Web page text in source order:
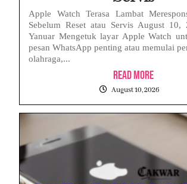
Apple Watch Terasa Lambat
Sebelum Reset atau Servis August 10,
Yanuar Mengetuk layar Apple Watch
pesan WhatsApp penting atau memulai
olahraga,...
Read More
August 10, 2026